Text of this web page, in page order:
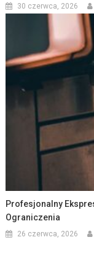
30 czerwca, 2026
Profesjonalny
Ograniczenia
26 czerwca, 2026